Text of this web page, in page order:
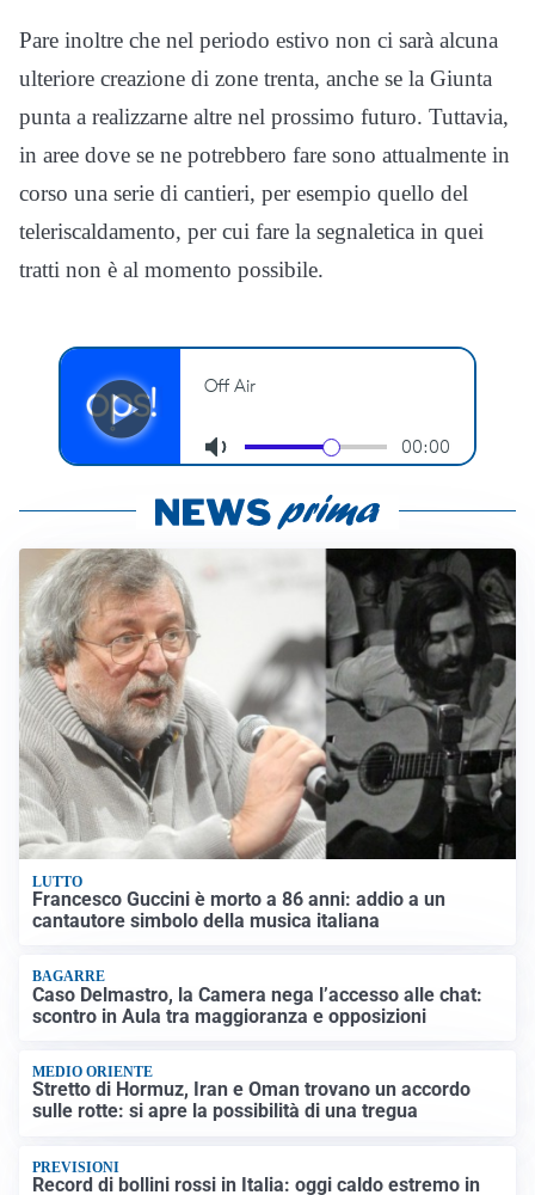
Pare inoltre che nel periodo estivo non ci sarà alcuna
ulteriore creazione di zone trenta, anche se la Giunta
punta a realizzarne altre nel prossimo futuro. Tuttavia,
in aree dove se ne potrebbero fare sono attualmente in
corso una serie di cantieri, per esempio quello del
teleriscaldamento, per cui fare la segnaletica in quei
tratti non è al momento possibile.
LUTTO
Francesco Guccini è morto a 86 anni: addio a un
cantautore simbolo della musica italiana
BAGARRE
Caso Delmastro, la Camera nega l’accesso alle chat:
scontro in Aula tra maggioranza e opposizioni
MEDIO ORIENTE
Stretto di Hormuz, Iran e Oman trovano un accordo
sulle rotte: si apre la possibilità di una tregua
PREVISIONI
Record di bollini rossi in Italia: oggi caldo estremo in